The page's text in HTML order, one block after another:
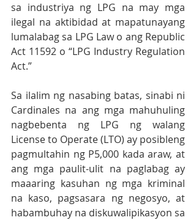
sa industriya ng LPG na may mga
ilegal na aktibidad at mapatunayang
lumalabag sa LPG Law o ang Republic
Act 11592 o “LPG Industry Regulation
Act.”
Sa ilalim ng nasabing batas, sinabi ni
Cardinales na ang mga mahuhuling
nagbebenta ng LPG ng walang
License to Operate (LTO) ay posibleng
pagmultahin ng P5,000 kada araw, at
ang mga paulit-ulit na paglabag ay
maaaring kasuhan ng mga kriminal
na kaso, pagsasara ng negosyo, at
habambuhay na diskuwalipikasyon sa